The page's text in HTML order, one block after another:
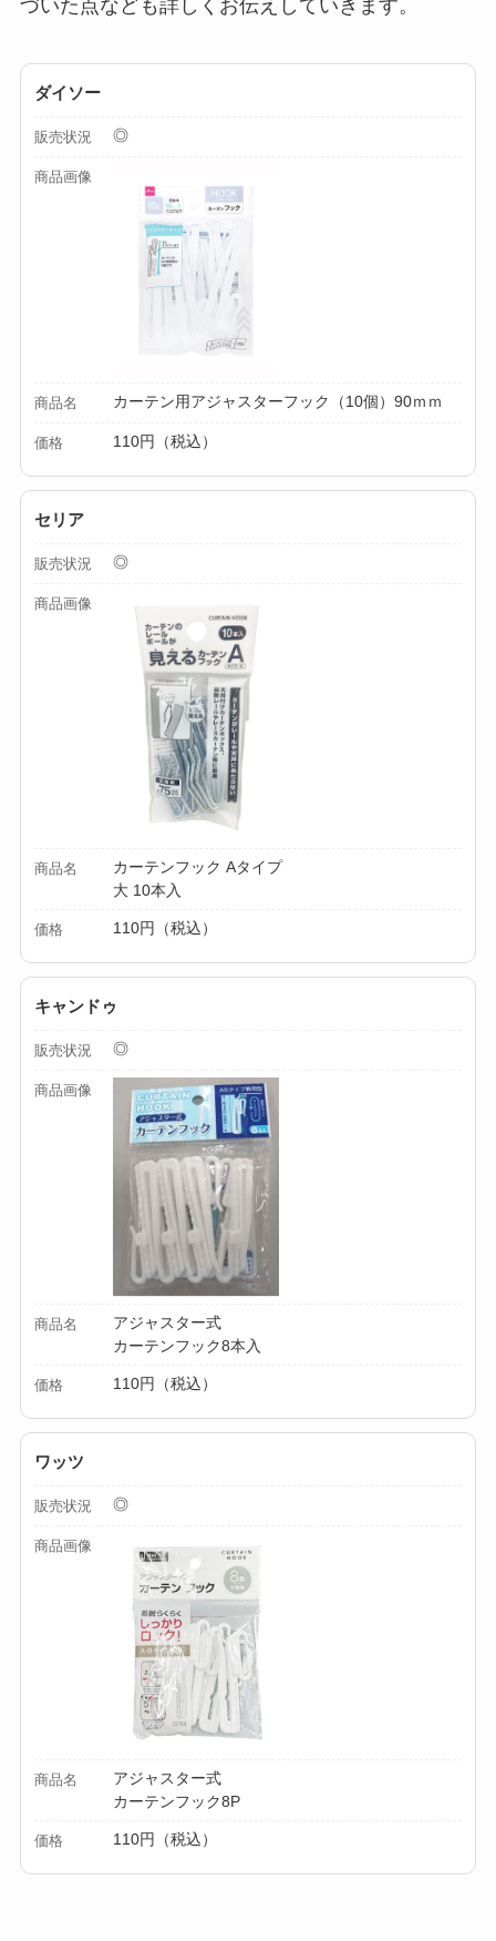
る？選び方＆活用
づいた点なども詳しくお伝えしていきます。
ダイソー
販売状況 ◎
商品画像
商品名 カーテン用アジャスターフック（10個）90ｍｍ
価格 110円（税込）
セリア
販売状況 ◎
商品画像
商品名
カーテンフック Aタイプ
大 10本入
価格 110円（税込）
キャンドゥ
販売状況 ◎
商品画像
商品名
アジャスター式
カーテンフック8本入
価格 110円（税込）
ワッツ
販売状況 ◎
商品画像
商品名
アジャスター式
カーテンフック8P
価格 110円（税込）